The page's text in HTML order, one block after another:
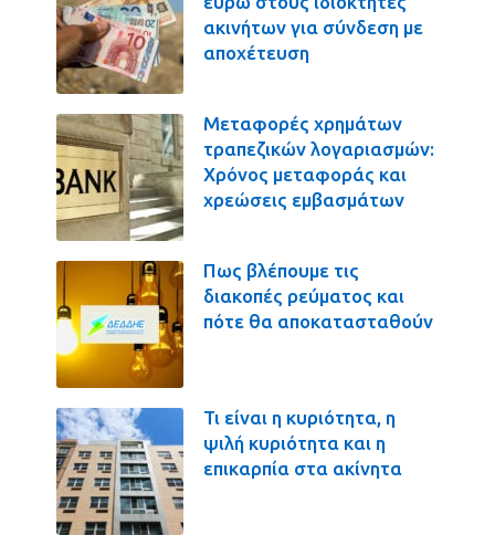
ακινήτων για σύνδεση με
αποχέτευση
Μεταφορές χρημάτων
τραπεζικών λογαριασμών:
Χρόνος μεταφοράς και
χρεώσεις εμβασμάτων
Πως βλέπουμε τις
διακοπές ρεύματος και
πότε θα αποκατασταθούν
Τι είναι η κυριότητα, η
ψιλή κυριότητα και η
επικαρπία στα ακίνητα